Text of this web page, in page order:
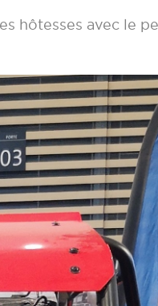
hôtesses avec le